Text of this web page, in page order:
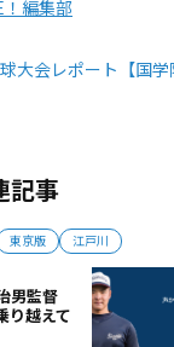
！編集部
大会レポート【国
記事
東京版 江戸川
男監督
り越えて